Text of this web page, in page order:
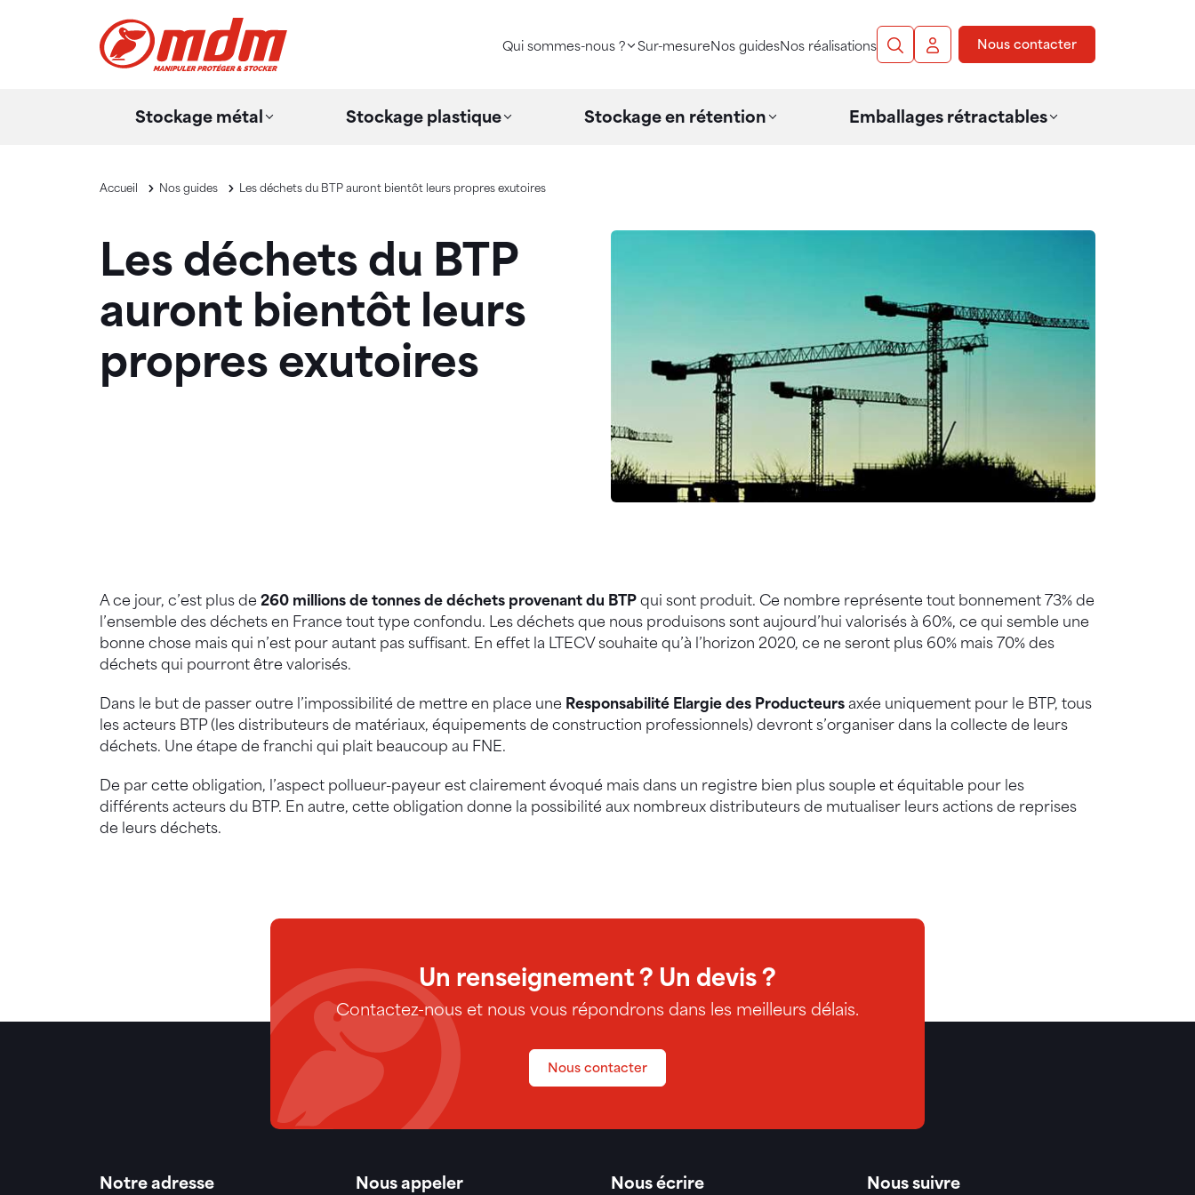
Aller au contenu principal
Qui sommes-nous ? Sur-mesureNos guidesNos réalisations RechercheMon compteNous contacter
Stockage métal Stockage plastique Stockage en rétention Emballages rétractables
Accueil Nos guides Les déchets du BTP auront bientôt leurs propres exutoires
Les déchets du BTP
auront bientôt leurs
propres exutoires
A ce jour, c’est plus de260 millions de tonnes de déchets provenant du BTPqui sont produit. Ce nombre représente tout bonnement 73% de
l’ensemble des déchets en France tout type confondu. Les déchets que nous produisons sont aujourd’hui valorisés à 60%, ce qui semble une
bonne chose mais qui n’est pour autant pas suffisant. En effet la LTECVsouhaite qu’à l’horizon 2020, ce ne seront plus 60% mais 70% des
déchets qui pourront être valorisés.
Dans le but de passer outre l’impossibilité de mettre en place une Responsabilité Elargie des Producteursaxée uniquement pour le BTP, tous
les acteurs BTP (les distributeurs de matériaux, équipements de construction professionnels) devront s’organiser dans la collecte de leurs
déchets. Une étape de franchi qui plait beaucoup au FNE.
De par cette obligation, l’aspect pollueur-payeur est clairement évoqué mais dans un registre bien plus souple et équitable pour les
différents acteurs du BTP. En autre, cette obligation donne la possibilité aux nombreux distributeurs de mutualiser leurs actions de reprises
de leurs déchets.
Un renseignement ? Un devis ?
Contactez-nous et nous vous répondrons dans les meilleurs délais.
Nous contacter
Notre adresse Nous appeler Nous écrire Nous suivre